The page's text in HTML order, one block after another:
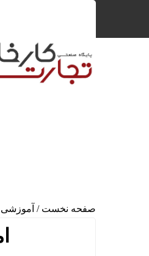
ضرورت حضور شتاب ‌دهنده‌ها در
صفحه نخست / آموزشی